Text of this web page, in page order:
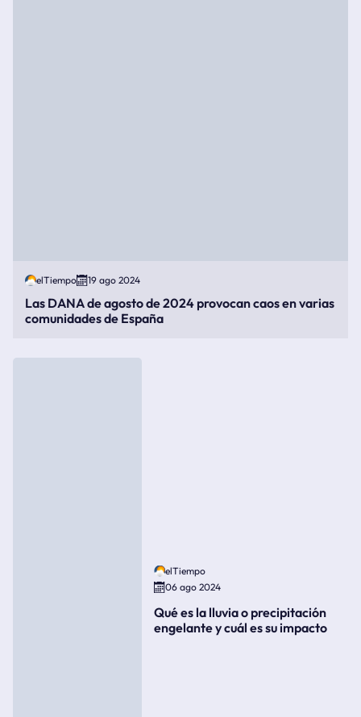
elTiempo 19 ago 2024
Las DANA de agosto de 2024 provocan caos en varias
comunidades de España
elTiempo
06 ago 2024
Qué es la lluvia o precipitación
engelante y cuál es su impacto